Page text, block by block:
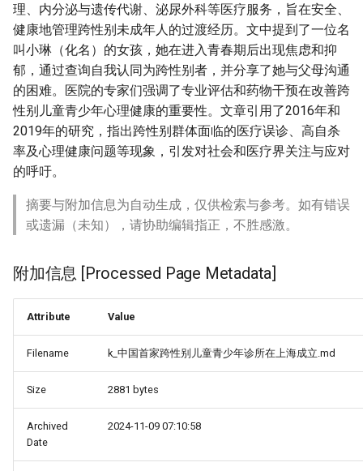
理、内分泌与遗传代谢、泌尿外科等医疗服务，旨在安全、
健康地管理跨性别未成年人的过渡经历。文中提到了一位名
叫小琳（化名）的女孩，她在进入青春期后出现焦虑和抑
郁，通过查询自我认同为跨性别者，并分享了她与父母沟通
的困难。医院的专家们强调了专业评估和药物干预在改善跨
性别儿童青少年心理健康的重要性。文章引用了2016年和
2019年的研究，指出跨性别群体面临的医疗误诊、高自杀
率及心理健康问题等现象，引发对社会和医疗界关注与应对
的呼吁。
摘要与附加信息为自动生成，仅供检索与参考。如有错误
或遗漏（未知），请协助编辑指正，不胜感激。
附加信息 [Processed Page Metadata]
Attribute Value
Filename k_中国首家跨性别儿童青少年诊所在上海成立.md
Size 2881 bytes
Archived
Date
2024-11-09 07:10:58